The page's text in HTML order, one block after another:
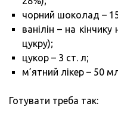
чорний шоколад –
ванілін – на
цукру);
цукор – 3 ст. л;
м’ятний лікер – 50
Готувати треба так: